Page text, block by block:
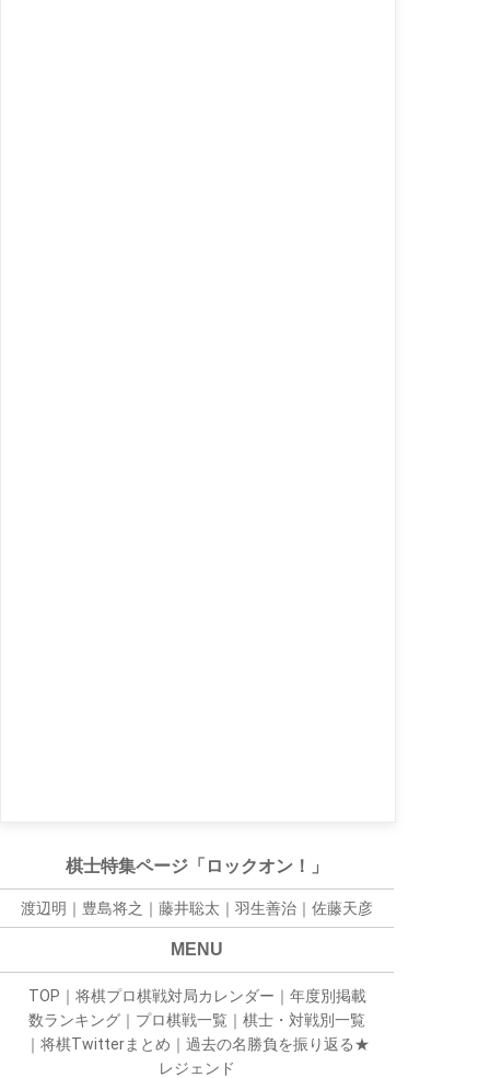
棋士特集ページ「ロックオン！」
渡辺明｜ 豊島将之 ｜ 藤井聡太 ｜ 羽生善治 ｜ 佐藤天彦
MENU
TOP ｜ 将棋プロ棋戦対局カレンダー ｜ 年度別掲載
数ランキング ｜ プロ棋戦一覧 ｜ 棋士・対戦別一覧
｜ 将棋Twitterまとめ ｜ 過去の名勝負を振り返る★
レジェンド